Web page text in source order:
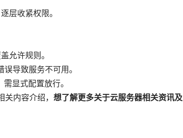
层收紧权限。
允许规则。
导致服务不可用。
显式配置放行。
内容介绍， 想了解更多关于云服务器相关资讯及